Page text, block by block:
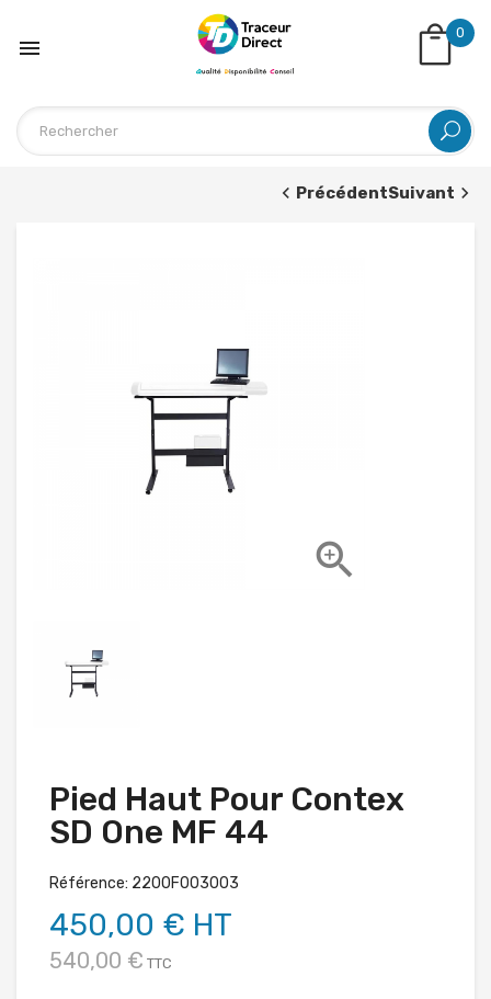

0
PrécédentSuivant

Pied Haut Pour Contex
SD One MF 44
Référence: 2200F003003
450,00 € HT
540,00 € TTC